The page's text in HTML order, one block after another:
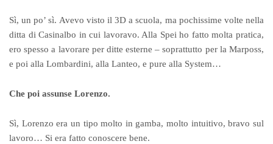
Sì, un po’ sì. Avevo visto il 3D a scuola, ma pochissime volte nella
ditta di Casinalbo in cui lavoravo. Alla Spei ho fatto molta pratica,
ero spesso a lavorare per ditte esterne – soprattutto per la Marposs,
e poi alla Lombardini, alla Lanteo, e pure alla System…
Che poi assunse Lorenzo.
Sì, Lorenzo era un tipo molto in gamba, molto intuitivo, bravo sul
lavoro… Si era fatto conoscere bene.